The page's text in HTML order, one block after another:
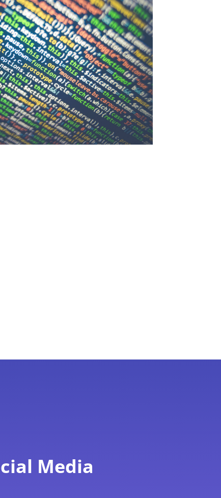
Media